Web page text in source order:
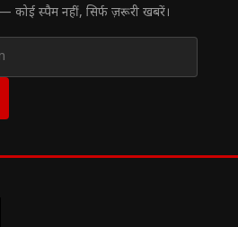
कोई स्पैम नहीं, सिर्फ ज़रूरी खबरें।